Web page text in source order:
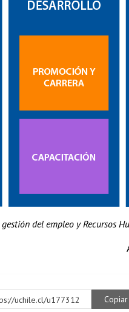
del empleo y Recursos
uchile.cl/u177312 Copiar